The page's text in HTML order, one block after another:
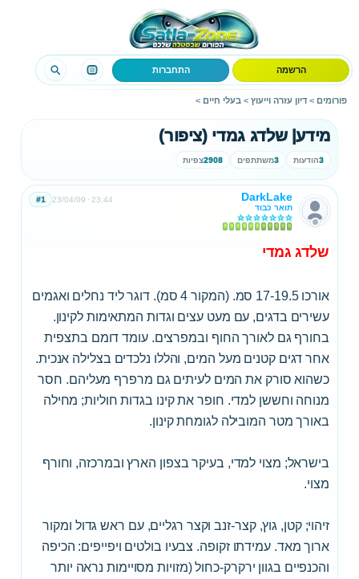
הרשמה התחברות
פורומים > דיון עזרה וייעוץ > בעלי חיים >
מידע| שלדג גמדי (ציפור)
3הודעות 3משתתפים 2908צפיות
DarkLake
תואר כבוד
23/04/09 23:44
#1
שלדג גמדי
אורכו 17-19.5 סמ. (המקור 4 סמ). דוגר ליד נחלים ואגמים
עשירים בדגים, עם מעט עצים וגדות המתאימות לקינון.
בחורף גם לאורך החוף ובמפרצים. עומד דומם בתצפית
אחר דגים קטנים מעל המים, והללו נלכדים בצלילה אנכית.
כשהוא סורק את המים לעיתים גם מרפרף מעליהם. חסר
מנוחה וחששן למדי. חופר את קינו בגדות חוליות; מחילה
באורך מטר המובילה לגומחת קינון.
בישראל; מצוי למדי, בעיקר בצפון הארץ ובמרכזה, וחורף
מצוי.
זיהוי; קטן, גוץ, קצר-זנב וקצר רגליים, עם ראש גדול ומקור
ארוך מאד. עמידתו זקופה. צבעיו בולטים ויפייפים: הכיפה
והכנפיים בגוון ירקרק-כחול (מזויות מסויימות נראה יותר